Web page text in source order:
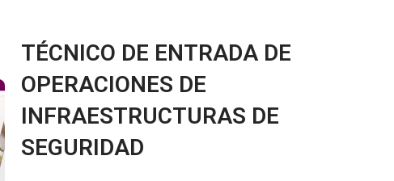
TÉCNICO DE ENTRADA DE
OPERACIONES DE
INFRAESTRUCTURAS DE
SEGURIDAD